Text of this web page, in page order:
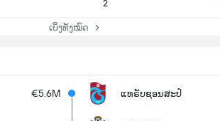
2
ເບິ່ງທັງໝົດ
€5.6M ແທຣັບຊອນສະປໍ